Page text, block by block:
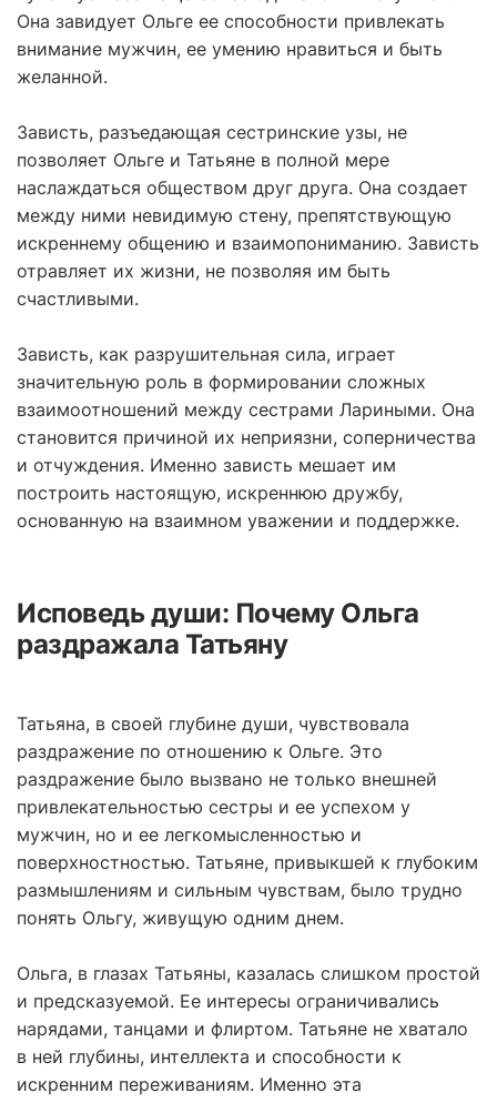
Она завидует Ольге ее способности привлекать
внимание мужчин, ее умению нравиться и быть
желанной.
Зависть, разъедающая сестринские узы, не
позволяет Ольге и Татьяне в полной мере
наслаждаться обществом друг друга. Она создает
между ними невидимую стену, препятствующую
искреннему общению и взаимопониманию. Зависть
отравляет их жизни, не позволяя им быть
счастливыми.
Зависть, как разрушительная сила, играет
значительную роль в формировании сложных
взаимоотношений между сестрами Лариными. Она
становится причиной их неприязни, соперничества
и отчуждения. Именно зависть мешает им
построить настоящую, искреннюю дружбу,
основанную на взаимном уважении и поддержке.
Исповедь души: Почему Ольга
раздражала Татьяну
Татьяна, в своей глубине души, чувствовала
раздражение по отношению к Ольге. Это
раздражение было вызвано не только внешней
привлекательностью сестры и ее успехом у
мужчин, но и ее легкомысленностью и
поверхностностью. Татьяне, привыкшей к глубоким
размышлениям и сильным чувствам, было трудно
понять Ольгу, живущую одним днем.
Ольга, в глазах Татьяны, казалась слишком простой
и предсказуемой. Ее интересы ограничивались
нарядами, танцами и флиртом. Татьяне не хватало
в ней глубины, интеллекта и способности к
искренним переживаниям. Именно эта